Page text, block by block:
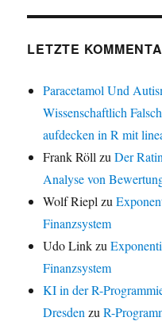
LETZTE
Paracetamol Und
Wissenschaftlich
aufdecken in R mit
Frank RöllzuDer
Analyse von
Wolf Rieplzu
Finanzsystem
Udo Linkzu
Finanzsystem
KI in der R-
DresdenzuR-